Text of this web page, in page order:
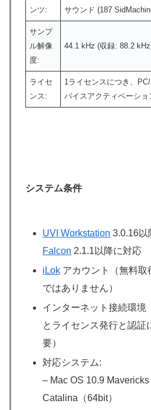
ンツ:
サウンド (187
サンプ
ル解像
度:
44.1 kHz (収録: 88.2
ライセ
ンス:
1ライセンスにつき、
バイスアクティベーショ
システム条件
UVI Workstation 3.0.16以
Falcon 2.1.1以降に対応
iLok アカウント（無料
ではありません）
インターネット接続環境
とライセンス発行と認証
要）
対応システム:
– Mac OS 10.9
Catalina（64bit）